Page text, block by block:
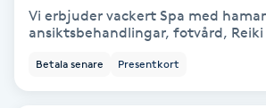
Fransförlängning Volym
Vi erbjuder vackert Spa med
ansiktsbehandlingar, fotvård, Reiki
Betala senare Presentkort